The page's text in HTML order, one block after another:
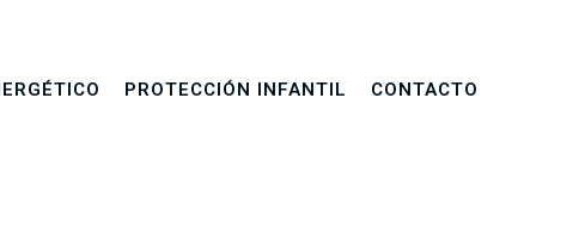
PROTECCIÓN INFANTIL CONTACTO